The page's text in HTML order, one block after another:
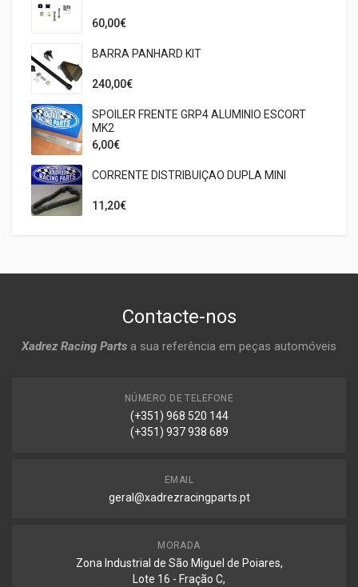
60,00€
BARRA PANHARD KIT
240,00€
SPOILER FRENTE GRP4 ALUMINIO ESCORT
MK2
6,00€
CORRENTE DISTRIBUIÇAO DUPLA MINI
11,20€
Contacte-nos
Xadrez Racing Parts a sua referência em peças automóveis
NÚMERO DE TELEFONE
(+351) 968 520 144
(+351) 937 938 689
EMAIL
geral@xadrezracingparts.pt
MORADA
Zona Industrial de São Miguel de Poiares,
Lote 16 - Fração C,